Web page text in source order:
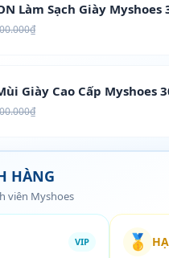
Làm Sạch Giày Myshoes
Giày Cao Cấp Myshoes
HÀNG
viên Myshoes
VIP 🥇